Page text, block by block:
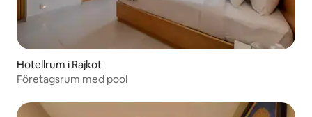
Hotellrum i Rajkot
Företagsrum med pool